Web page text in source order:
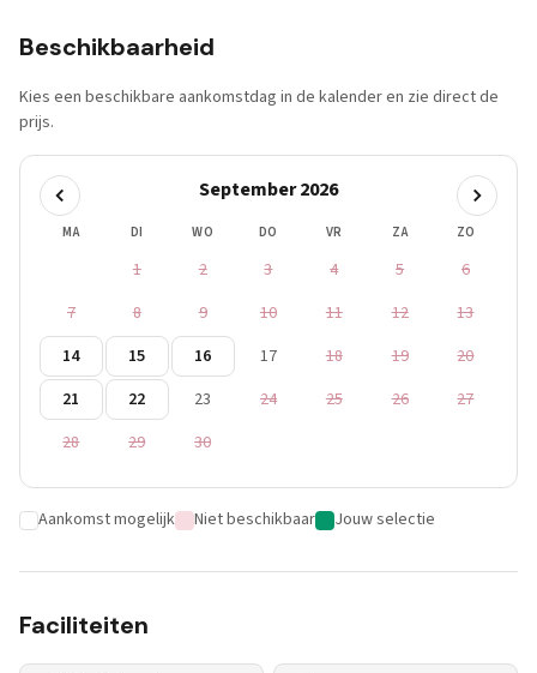
Beschikbaarheid
Kies een beschikbare aankomstdag in de kalender en zie direct de
prijs.
September 2026
MA DI WO DO VR ZA ZO
1 2 3 4 5
6
7
8 9 10 11 12
13
14
15 16 17 18 19
20
21
22 23 24 25 26
27
28
29 30
Aankomst mogelijk Niet beschikbaar Jouw selectie
Faciliteiten